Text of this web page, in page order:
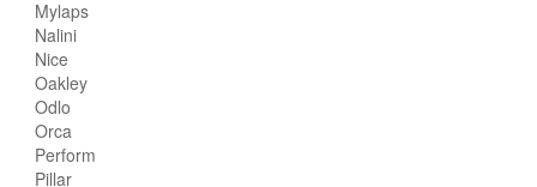
Mylaps
Nalini
Nice
Oakley
Odlo
Orca
Perform
Pillar